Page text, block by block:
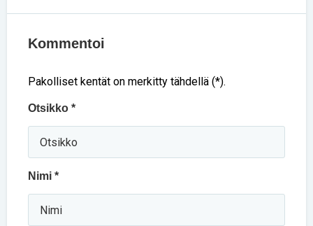
Kommentoi
Pakolliset kentät on merkitty tähdellä (*).
Otsikko *
Nimi *